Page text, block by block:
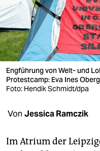
wahrheit
verlag
verlag
veranstaltungen
shop
fragen & hilfe
Engführung von Welt- und
Protestcamp: Eva Ines
Foto: Hendik Schmidt/dpa
Von Jessica Ramczik
Im Atrium der